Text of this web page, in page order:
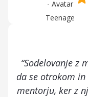
“Sodelovanje z
da se otrokom
mentorju, ker z